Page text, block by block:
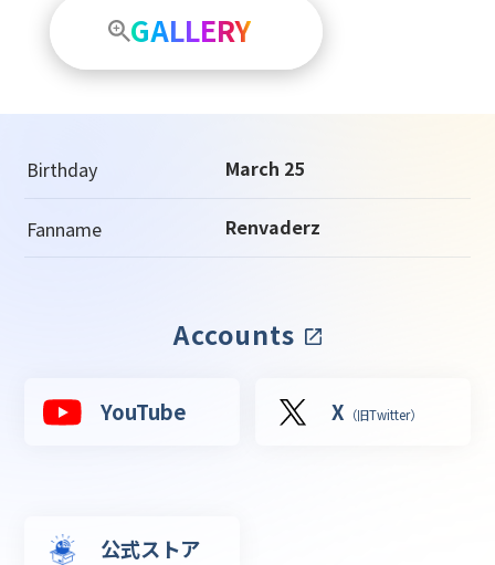
GALLERY
Birthday March 25
Fanname Renvaderz
Accounts
YouTube X （旧Twitter）
公式ストア